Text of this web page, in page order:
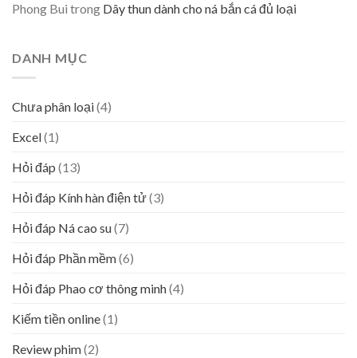
Phong Bui trong Dây thun dành cho ná bắn cá đủ loại
DANH MỤC
Chưa phân loại(4)
Excel(1)
Hỏi đáp (13)
Hỏi đáp Kính hàn điện tử(3)
Hỏi đáp Ná cao su(7)
Hỏi đáp Phần mềm(6)
Hỏi đáp Phao cơ thông minh(4)
Kiếm tiền online(1)
Review phim(2)